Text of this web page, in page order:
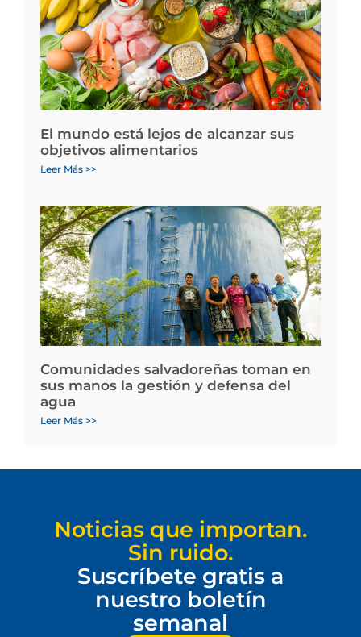
El mundo está lejos de alcanzar sus
objetivos alimentarios
Leer Más >>
Comunidades salvadoreñas toman en
sus manos la gestión y defensa del
agua
Leer Más >>
Noticias que importan.
Sin ruido.
Suscríbete gratis a
nuestro boletín
semanal